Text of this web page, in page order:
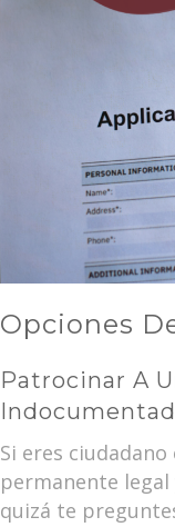
Opciones
Patrocinar A
Si eres
permanente
quizá te